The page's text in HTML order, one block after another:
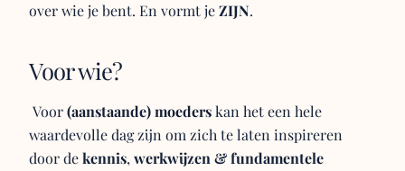
over wie je bent. En vormt jeZIJN.
Voor wie?
Voor(aanstaande) moederskan het een hele
waardevolle dag zijn om zich te laten inspireren
door dekennis,werkwijzen & fundamentele